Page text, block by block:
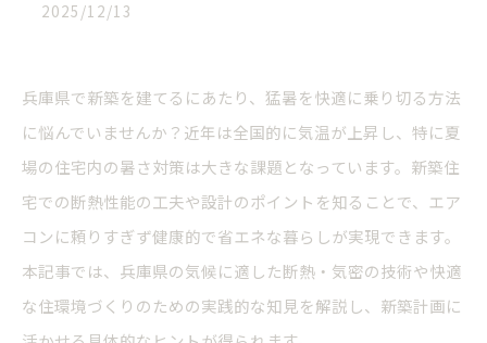
2025/12/13
兵庫県で新築を建てるにあたり、猛暑を快適に乗り切る方法
に悩んでいませんか？近年は全国的に気温が上昇し、特に夏
場の住宅内の暑さ対策は大きな課題となっています。新築住
宅での断熱性能の工夫や設計のポイントを知ることで、エア
コンに頼りすぎず健康的で省エネな暮らしが実現できます。
本記事では、兵庫県の気候に適した断熱・気密の技術や快適
な住環境づくりのための実践的な知見を解説し、新築計画に